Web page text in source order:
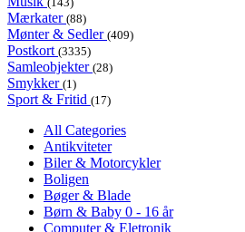
Mærkater (88)
Mønter & Sedler (409)
Postkort (3335)
Samleobjekter (28)
Smykker (1)
Sport & Fritid (17)
All Categories
Antikviteter
Biler & Motorcykler
Boligen
Bøger & Blade
Børn & Baby 0 - 16 år
Computer & Eletronik